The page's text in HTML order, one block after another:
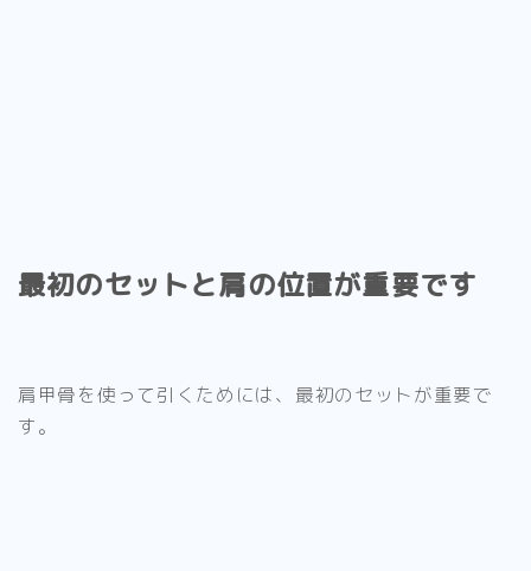
最初のセットと肩の位置が重要です
肩甲骨を使って引くためには、 最初のセットが重要で
す。